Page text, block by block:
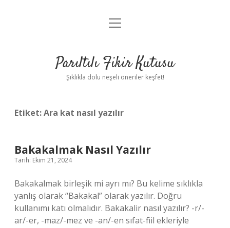
Anasayfa
Yasal Uyarı
menüyü
Parıltılı Fikir Kutusu
Şıklıkla dolu neşeli öneriler keşfet!
Etiket:Ara kat nasıl yazılır
Bakakalmak Nasıl Yazılır
Tarih: Ekim 21, 2024
Bakakalmak birleşik mi ayrı mı? Bu kelime sıklıkla
yanlış olarak “Bakakal” olarak yazılır. Doğru
kullanımı katı olmalıdır. Bakakalir nasıl yazılır? -r/-
ar/-er, -maz/-mez ve -an/-en sıfat-fiil ekleriyle